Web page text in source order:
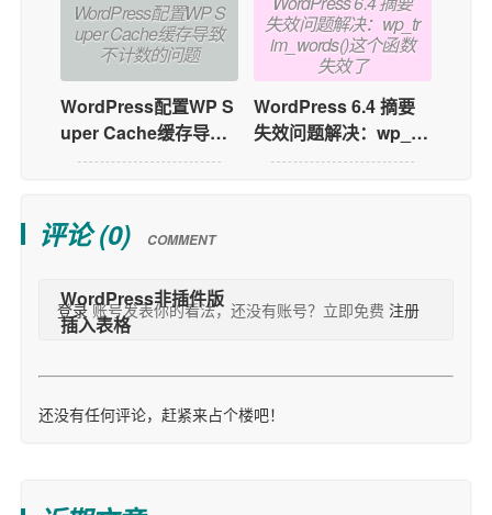
WordPress配置WP S
uper Cache缓存导致
不计数的问题
WordPress配置WP S
uper Cache缓存导致
不计数的问题
失效问题解决：wp_tr
im_words()这个函数
失效了
WordPress 6.4 摘要
失效问题解决：wp_tri
m_words()这个函数失
评论 (0) COMMENT
登录账号发表你的看法，还没有账号？立即免费 注册
还没有任何评论，赶紧来占个楼吧！